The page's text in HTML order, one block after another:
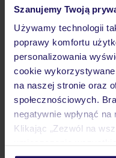
Szanujemy Twoją
Używamy technologii
poprawy komfortu
personalizowania
cookie
na naszej stronie oraz
społecznościowych.
negatywnie wpłynąć
Klikając „Zezwól na
Opinie
Pokoje
Wyżywienie